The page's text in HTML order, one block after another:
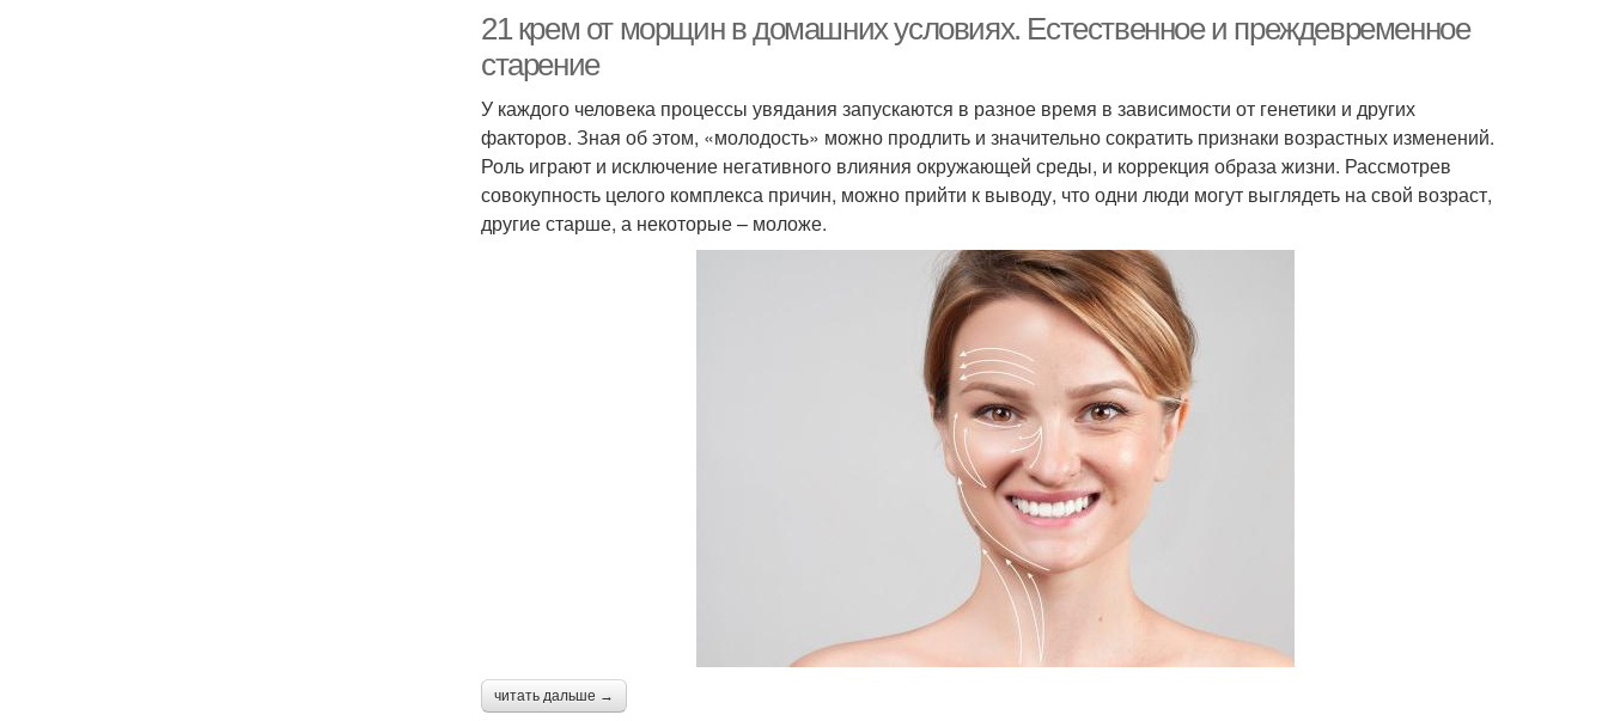
21 крем от морщин в домашних условиях. Естественное и преждевременное
старение
У каждого человека процессы увядания запускаются в разное время в зависимости от генетики и других
факторов. Зная об этом, «молодость» можно продлить и значительно сократить признаки возрастных изменений.
Роль играют и исключение негативного влияния окружающей среды, и коррекция образа жизни. Рассмотрев
совокупность целого комплекса причин, можно прийти к выводу, что одни люди могут выглядеть на свой возраст,
другие старше, а некоторые – моложе.
читать дальше →